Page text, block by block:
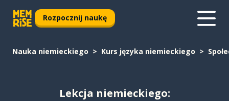
Rozpocznij naukę
Nauka niemieckiego Kurs języka niemieckiego
Lekcja niemieckiego: